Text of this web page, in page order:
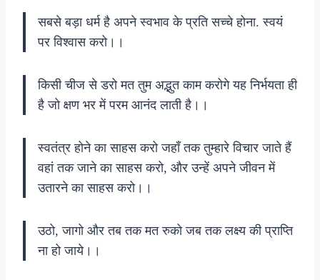
सबसे बड़ा धर्म है अपने स्वभाव के प्रति सच्चे होना. स्वयं
पर विश्वास करो।।
किसी चीज से डरो मत तुम अद्भुत काम करोगे यह निर्भयता ही
है जो क्षण भर में परम आनंद लाती है।।
स्वतंत्र होने का साहस करो जहाँ तक तुम्हारे विचार जाते हैं
वहां तक जाने का साहस करो, और उन्हें अपने जीवन में
उतारने का साहस करो।।
उठो, जागो और तब तक मत रुको जब तक लक्ष्य की प्राप्ति
ना हो जाये।।